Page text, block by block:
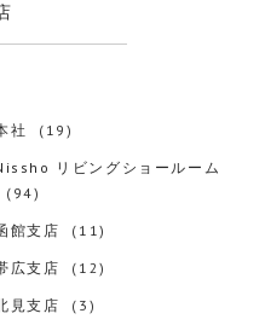
社 (19)
リビングショールーム
(94)
館支店 (11)
広支店 (12)
見支店 (3)